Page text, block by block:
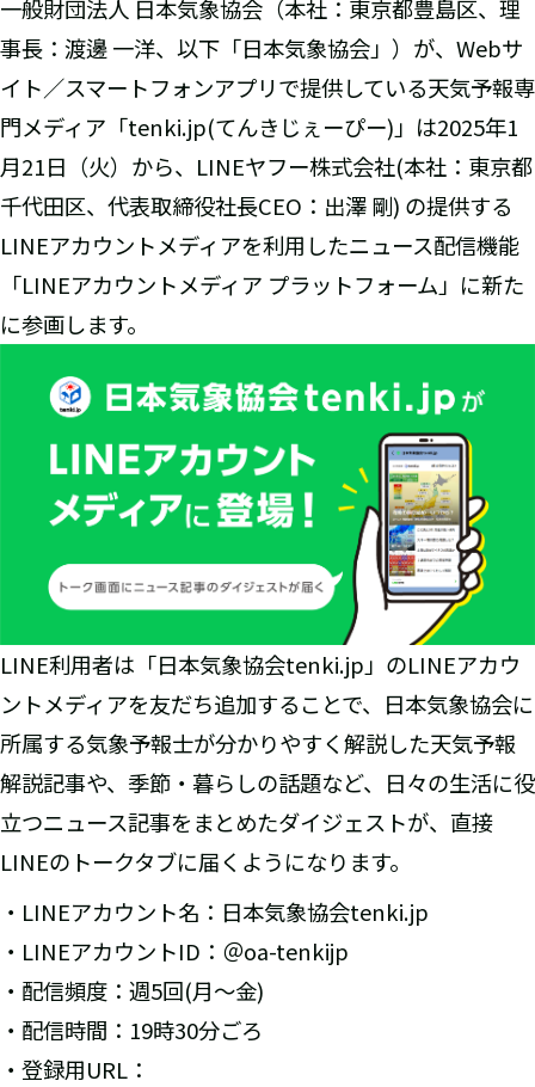
一般財団法人 日本気象協会（本社：東京都豊島区、理
事長：渡邊 一洋、以下「日本気象協会」）が、Webサ
イト／スマートフォンアプリで提供している天気予報専
門メディア「tenki.jp(てんきじぇーぴー)」は2025年1
月21日（火）から、LINEヤフー株式会社(本社：東京都
千代田区、代表取締役社長CEO：出澤 剛) の提供する
LINEアカウントメディアを利用したニュース配信機能
「LINEアカウントメディア プラットフォーム」に新た
に参画します。
LINE利用者は「日本気象協会tenki.jp」のLINEアカウ
ントメディアを友だち追加することで、日本気象協会に
所属する気象予報士が分かりやすく解説した天気予報
解説記事や、季節・暮らしの話題など、日々の生活に役
立つニュース記事をまとめたダイジェストが、直接
LINEのトークタブに届くようになります。
・LINEアカウント名：日本気象協会tenki.jp
・LINEアカウントID：＠oa-tenkijp
・配信頻度：週5回(月～金)
・配信時間：19時30分ごろ
・登録用URL：